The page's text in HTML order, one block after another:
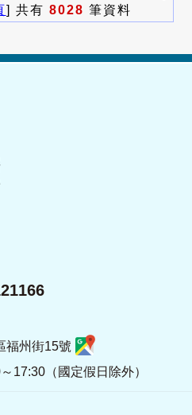
] 共有 8028 筆資料
福州街15號
17:30（國定假日除外）